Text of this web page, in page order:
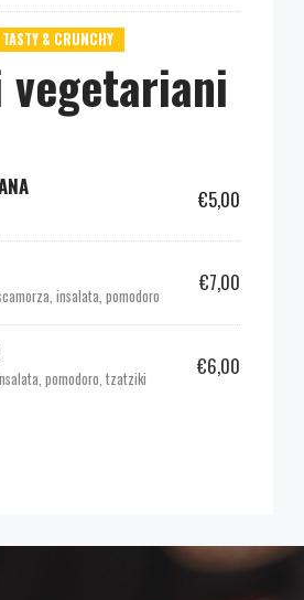
TASTY & CRUNCHY
vegetariani
€5,00
insalata, pomodoro €7,00
pomodoro, tzatziki €6,00